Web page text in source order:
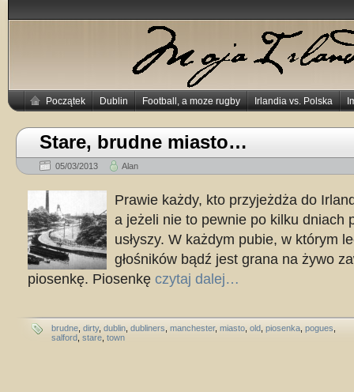
Początek Dublin Football, a moze rugby Irlandia vs. Polska
Stare, brudne miasto…
05/03/2013 Alan
Prawie każdy, kto przyjeżdża do
a jeżeli nie to pewnie po kilku dniach
usłyszy. W każdym pubie, w którym
głośników bądź jest grana na żywo
piosenkę. Piosenkę czytaj dalej…
brudne dirty, dublin dubliners manchester, miasto old piosenka pogues
salford stare town